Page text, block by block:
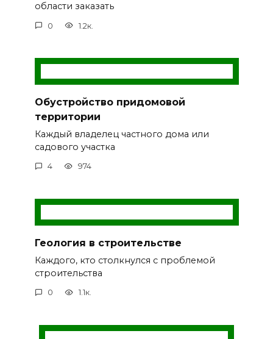
области заказать
0 1.2к.
Обустройство придомовой
территории
Каждый владелец частного дома или
садового участка
4 974
Геология в строительстве
Каждого, кто столкнулся с проблемой
строительства
0 1.1к.